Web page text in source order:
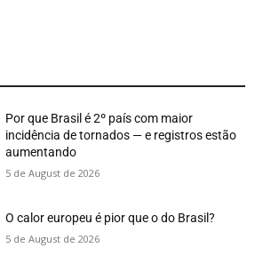
Por que Brasil é 2º país com maior
incidência de tornados — e registros estão
aumentando
5 de August de 2026
O calor europeu é pior que o do Brasil?
5 de August de 2026